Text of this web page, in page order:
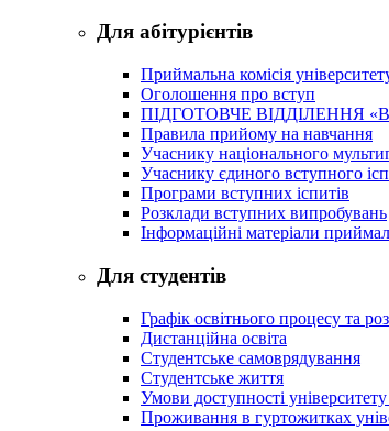
Для абітурієнтів
Приймальна комісія
Оголошення про вступ
ПІДГОТОВЧЕ ВІДДІЛЕННЯ
Правила прийому на навчання
Учаснику національного
Учаснику єдиного вступного
Програми вступних іспитів
Розклади вступних випробувань
Інформаційні матеріали
Для студентів
Графік освітнього процесу та
Дистанційна освіта
Студентське самоврядування
Студентське життя
Умови доступності
Проживання в гуртожитках